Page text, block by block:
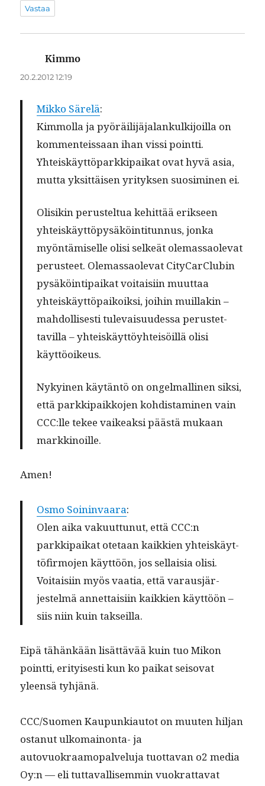
Vastaa
Kimmo
20.2.2012 12:19
Mikko Särelä:
Kim­mol­la ja pyöräil­i­jä­jalankulk­i­joil­la on
kom­menteis­saan ihan vis­si point­ti.
Yhteiskäyt­tö­parkkipaikat ovat hyvä asia,
mut­ta yksit­täisen yri­tyk­sen suosimi­nen ei.
Olisikin perustel­tua kehit­tää erik­seen
yhteiskäyt­töpysäköin­ti­tun­nus, jon­ka
myön­tämiselle olisi selkeät ole­mas­saol­e­vat
perus­teet. Ole­mas­saol­e­vat City­Car­Clu­bin
pysäköin­tipaikat voitaisi­in muut­taa
yhteiskäyt­tö­paikoik­si, joi­hin muil­lakin –
mah­dol­lis­es­ti tule­vaisu­udessa perustet­
tavil­la – yhteiskäyt­töy­hteisöil­lä olisi
käyttöoikeus.
Nykyi­nen käytän­tö on ongel­malli­nen sik­si,
että parkkipaikko­jen kohdis­t­a­mi­nen vain
CCC:lle tekee vaikeak­si päästä mukaan
markkinoille.
Amen!
Osmo Soin­in­vaara:
Olen aika vaku­ut­tunut, että CCC:n
parkkipaikat ote­taan kaikkien yhteiskäyt­
tö­fir­mo­jen käyt­töön, jos sel­l­aisia olisi.
Voitaisi­in myös vaa­tia, että varausjär­
jestelmä annet­taisi­in kaikkien käyt­töön –
siis niin kuin takseilla.
Eipä tähänkään lisät­tävää kuin tuo Mikon
point­ti, eri­tyis­es­ti kun ko paikat seiso­vat
yleen­sä tyhjänä.
CCC/Suomen Kaupunki­au­tot on muuten hil­jan
ostanut ulko­main­on­ta- ja
autovuokraamopalvelu­ja tuot­ta­van o2 media
Oy:n — eli tut­taval­lisem­min vuokrat­ta­vat